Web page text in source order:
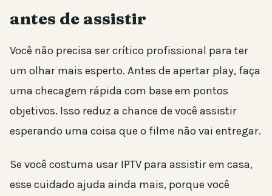
antes de assistir
Você não precisa ser crítico profissional para ter
um olhar mais esperto. Antes de apertar play, faça
uma checagem rápida com base em pontos
objetivos. Isso reduz a chance de você assistir
esperando uma coisa que o filme não vai entregar.
Se você costuma usar IPTV para assistir em casa,
esse cuidado ajuda ainda mais, porque você